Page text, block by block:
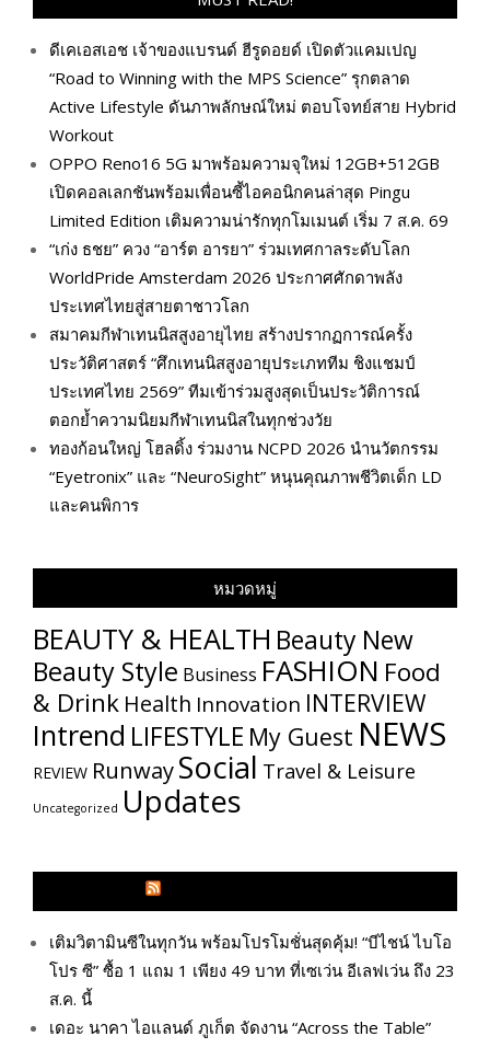
ดีเคเอสเอช เจ้าของแบรนด์ ฮีรูดอยด์ เปิดตัวแคมเปญ
“Road to Winning with the MPS Science” รุกตลาด
Active Lifestyle ดันภาพลักษณ์ใหม่ ตอบโจทย์สาย Hybrid
Workout
OPPO Reno16 5G มาพร้อมความจุใหม่ 12GB+512GB
เปิดคอลเลกชันพร้อมเพื่อนซี้ไอคอนิกคนล่าสุด Pingu
Limited Edition เติมความน่ารักทุกโมเมนต์ เริ่ม 7 ส.ค. 69
“เก่ง ธชย” ควง “อาร์ต อารยา” ร่วมเทศกาลระดับโลก
WorldPride Amsterdam 2026 ประกาศศักดาพลัง
ประเทศไทยสู่สายตาชาวโลก
สมาคมกีฬาเทนนิสสูงอายุไทย สร้างปรากฏการณ์ครั้ง
ประวัติศาสตร์ “ศึกเทนนิสสูงอายุประเภททีม ชิงแชมป์
ประเทศไทย 2569” ทีมเข้าร่วมสูงสุดเป็นประวัติการณ์
ตอกย้ำความนิยมกีฬาเทนนิสในทุกช่วงวัย
ทองก้อนใหญ่ โฮลดิ้ง ร่วมงาน NCPD 2026 นำนวัตกรรม
“Eyetronix” และ “NeuroSight” หนุนคุณภาพชีวิตเด็ก LD
และคนพิการ
หมวดหมู่
BEAUTY & HEALTH Beauty New
Beauty Style Business FASHION Food
& Drink Health Innovation INTERVIEW
Intrend LIFESTYLE My​ Guest NEWS
REVIEW RunwaySocial Travel & Leisure
Uncategorized Updates
เติมวิตามินซีในทุกวัน พร้อมโปรโมชั่นสุดคุ้ม! “บีไชน์ ไบโอ
โปร ซี” ซื้อ 1 แถม 1 เพียง 49 บาท ที่เซเว่น อีเลฟเว่น ถึง 23
ส.ค. นี้
เดอะ นาคา ไอแลนด์ ภูเก็ต จัดงาน “Across the Table”